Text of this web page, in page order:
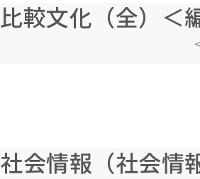
比較文化（全）＜
社会情報（社会情